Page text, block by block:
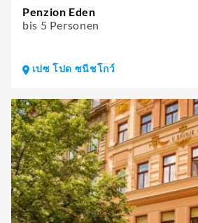
Penzion Eden
bis 5 Personen
เปซ โปด ซนีชโกว์